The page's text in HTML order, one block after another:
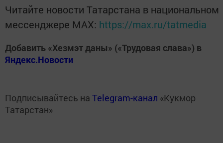
Читайте новости Татарстана в национальном
мессенджере MАХ: https://max.ru/tatmedia
Добавить «Хезмэт даны» («Трудовая слава») в
Яндекс.Новости
Подписывайтесь на Telegram-канал «Кукмор
Татарстан»